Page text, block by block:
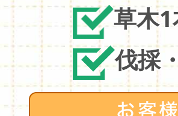
草木
伐採